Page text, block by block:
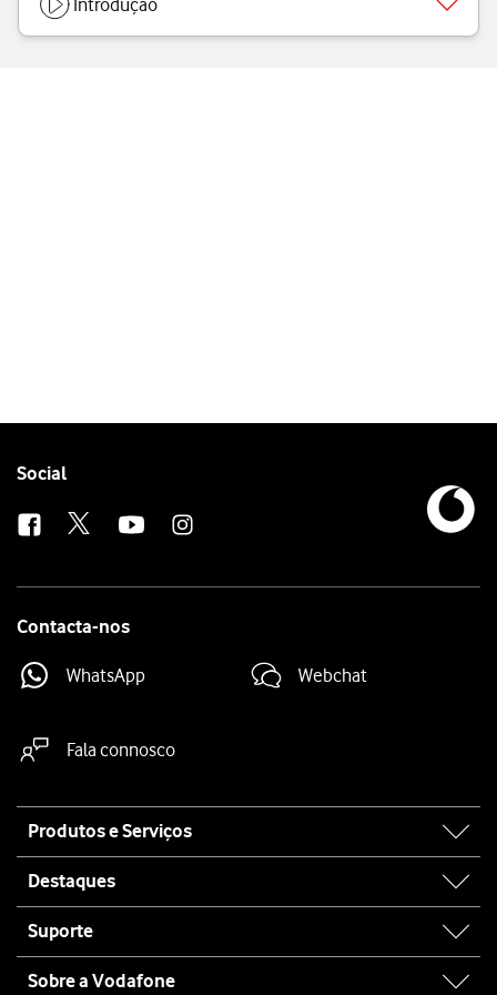
Introdução
Follow
Social
Contacta-nos
WhatsApp Webchat
Fala connosco
map
Produtos e Serviços
Destaques
Suporte
Sobre a Vodafone